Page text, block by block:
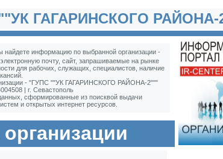
ГАГАРИНСКОГО РАЙОНА-
найдете информацию по выбранной организации -
почту, сайт, запрашиваемые на рынке
для рабочих, служащих, специалистов, наличие
- "ГУПС ""УК ГАГАРИНСКОГО РАЙОНА-2"""
| г. Севастополь
сформированные из поисквой выдачи
и открытых интернет ресурсов.